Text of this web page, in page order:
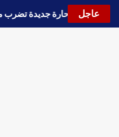
عاجل 🔵 موجة حارة